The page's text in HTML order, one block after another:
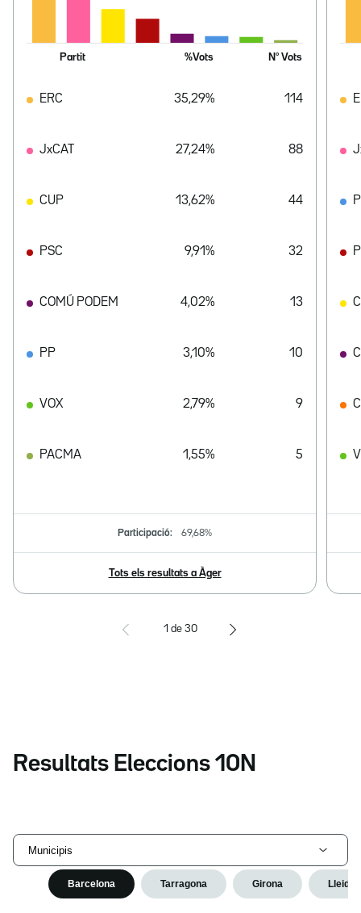
Partit %Vots Nº Vots
ERC 35,29% 114
JxCAT 27,24% 88
CUP 13,62% 44
PSC 9,91% 32
COMÚ PODEM 4,02% 13
PP 3,10% 10
VOX 2,79% 9
PACMA 1,55% 5
Participació: 69,68%
Tots els resultats a Àger
1 de 30
Resultats Eleccions 10N
Municipis
Barcelona Tarragona Girona Lleida